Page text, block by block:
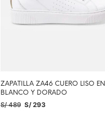
ZAPATILLA ZA46 CUERO LISO EN
BLANCO Y DORADO
S/489 S/293